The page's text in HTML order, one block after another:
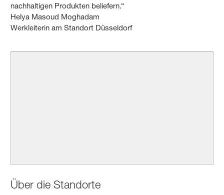
nachhaltigen Produkten beliefern.“
Helya Masoud Moghadam
Werkleiterin am Standort Düsseldorf
Über die Standorte